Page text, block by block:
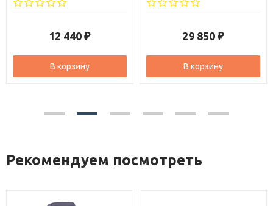
12 440 ₽
В корзину
29 850 ₽
В корзину
Рекомендуем посмотреть